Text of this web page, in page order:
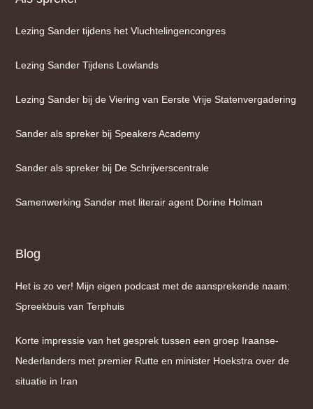
Lezing Sander tijdens het Vluchtelingencongres
Lezing Sander Tijdens Lowlands
Lezing Sander bij de Viering van Eerste Vrije Statenvergadering
Sander als spreker bij Speakers Academy
Sander als spreker bij De Schrijverscentrale
Samenwerking Sander met literair agent Dorine Holman
Blog
Het is zo ver! Mijn eigen podcast met de aansprekende naam:
Spreekbuis van Terphuis
Korte impressie van het gesprek tussen een groep Iraanse-
Nederlanders met premier Rutte en minister Hoekstra over de
situatie in Iran